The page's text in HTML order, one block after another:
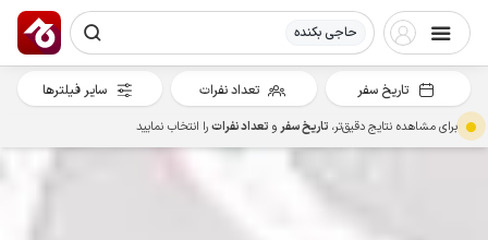
حاجی بکنده
تاریخ سفر تعداد نفرات سایر فیلترها
برای مشاهده نتایج دقیق‌تر، تاریخ سفرو تعداد نفراترا انتخاب نمایید